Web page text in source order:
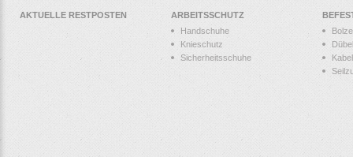
AKTUELLE RESTPOSTEN
ARBEITSSCHUTZ
Handschuhe
Knieschutz
Sicherheitsschuhe
Dübel